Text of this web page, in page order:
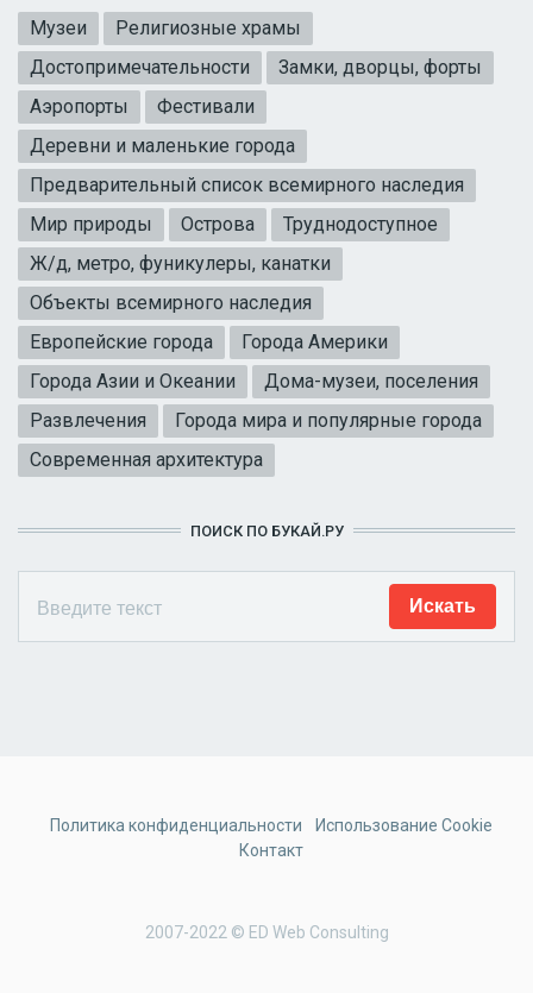
Музеи
Религиозные храмы
Достопримечательности
Замки, дворцы, форты
Аэропорты
Фестивали
Деревни и маленькие города
Предварительный список всемирного наследия
Мир природы
Острова
Труднодоступное
Ж/д, метро, фуникулеры, канатки
Объекты всемирного наследия
Европейские города
Города Америки
Города Азии и Океании
Дома-музеи, поселения
Развлечения
Города мира и популярные города
Современная архитектура
ПОИСК ПО БУКАЙ.РУ
2007-2022 © ED Web Consulting
Политика конфиденциальности
Использование Cookie
Контакт